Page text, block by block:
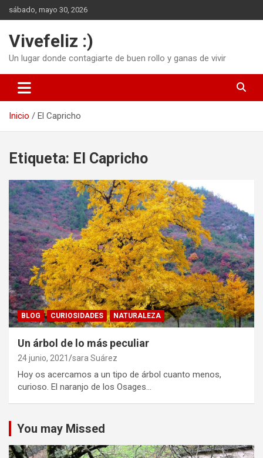
Saltar
al
sábado, mayo 30, 2026
Vivefeliz :)
Un lugar donde contagiarte de buen rollo y ganas de vivir
Inicio El Capricho
Etiqueta: El Capricho
BLOG CURIOSIDADES NATURALEZA
Un árbol de lo más peculiar
24 junio, 2021 sara Suárez
Hoy os acercamos a un tipo de árbol cuanto menos,
curioso. El naranjo de los Osages…
You may Missed